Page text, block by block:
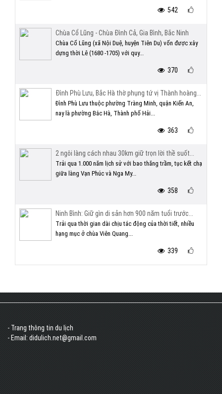
542
Chùa Cổ Lũng - Chùa Đình Cả, Gia Bình, Bắc Ninh
Chùa Cổ Lũng (xã Nội Duệ, huyện Tiên Du) vốn được xây
dựng thời Lê (1680 -1705) với quy...
370
Đình Phù Lưu, Bắc Hà thờ phụng tứ vị Thành hoàng...
Đình Phù Lưu thuộc phường Tràng Minh, quận Kiến An,
nay là phường Bắc Hà, Thành phố Hải...
363
2 ngôi làng cách nhau 30km giữ trọn lời thề suốt...
Trải qua 1.000 năm lịch sử với bao thăng trầm, tục kết chạ
giữa làng Vạn Phúc và Nga My...
358
Ninh Bình: Giữ gìn di sản hơn 900 năm tuổi trước...
Trải qua thời gian dài chịu tác động của thời tiết, nhiều
hạng mục ở chùa Viên Quang...
339
- Trang thông tin du lịch
- Email: didulich.net@gmail.com